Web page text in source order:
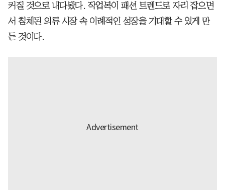
커질 것으로 내다봤다. 작업복이 패션 트렌드로 자리 잡으면
서 침체된 의류 시장 속 이례적인 성장을 기대할 수 있게 만
든 것이다.